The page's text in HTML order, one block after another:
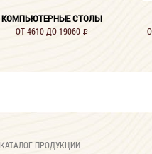
КОМПЬЮТЕРНЫЕ СТОЛЫ
ОТ 4610 ДО 19060 i
КАТАЛОГ ПРОДУКЦИИ